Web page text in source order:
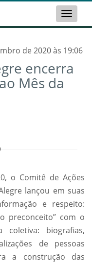
Toggle
de 2020 às 19:06
encerra
Mês da
o Comitê de Ações
lançou em suas
e respeito:
preconceito” com o
biografias,
de pessoas
a construção das